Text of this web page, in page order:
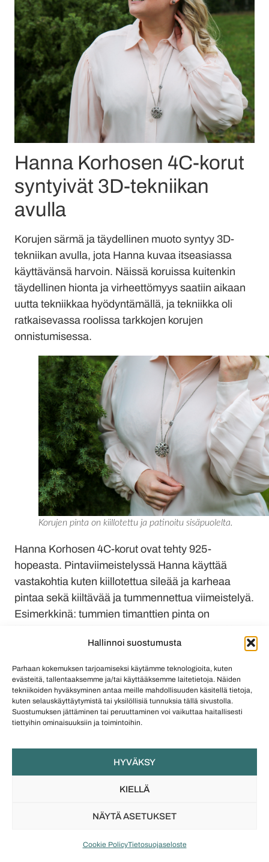
Hallinnoi suostumusta
Parhaan kokemuksen tarjoamiseksi käytämme teknologioita, kuten
evästeitä, tallentaaksemme ja/tai käyttääksemme laitetietoja. Näiden
tekniikoiden hyväksyminen antaa meille mahdollisuuden käsitellä tietoja,
kuten selauskäyttäytymistä tai yksilöllisiä tunnuksia tällä sivustolla.
Suostumuksen jättäminen tai peruuttaminen voi vaikuttaa haitallisesti
tiettyihin ominaisuuksiin ja toimintoihin.
HYVÄKSY
KIELLÄ
NÄYTÄ ASETUKSET
Cookie PolicyTietosuojaseloste
Hanna Korhosen 4C-korut
syntyivät 3D-tekniikan
avulla
Korujen särmä ja täydellinen muoto syntyy 3D-
tekniikan avulla, jota Hanna kuvaa itseasiassa
käyttävänsä harvoin. Näissä koruissa kuitenkin
täydellinen hionta ja virheettömyys saatiin aikaan
uutta tekniikkaa hyödyntämällä, ja tekniikka oli
ratkaisevassa roolissa tarkkojen korujen
onnistumisessa.
Korujen pinta on kiillotettu ja patinoitu sisäpuolelta.
Hanna Korhosen 4C-korut ovat tehty 925-
hopeasta. Pintaviimeistelyssä Hanna käyttää
vastakohtia kuten kiillotettua sileää ja karheaa
pintaa sekä kiiltävää ja tummennettua viimeistelyä.
Esimerkkinä: tummien timanttien pinta on
patinoitu. Mielestäni ratkaisu myös lisää
kirkkaammissa ja vaaleammissa koruissa on
käytetty lisäksi kultausta. Sekä tummat että
vaaleat vaihtoehdot ovat houkuttelevia ja eivätkä
tee valintaa suosikista helpoksi.
”Hopean patinointi, kultaus sekä happovalkaisu
antavat timantille uuden värin, mutta läpinäkyvyys
ja timantin puhtaus säilyvät. Rautalankaääriviivat
timantin lankojen ulkopinta on kiillotettu, mutta